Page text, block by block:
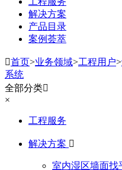
解决方案
产品目录
案例荟萃
首页>业务领域>工程用户>
系统
全部分类
×
工程服务
解决方案 
室内湿区墙面找